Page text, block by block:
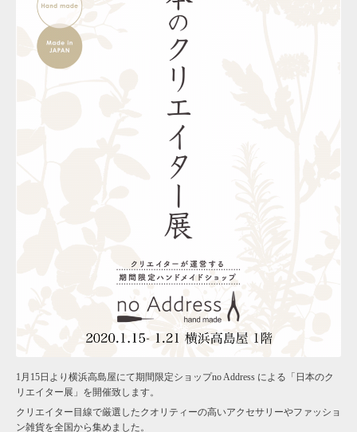
1月15日より横浜高島屋にて期間限定ショップno Address による「日本のク
リエイター展」を開催致します。
クリエイター目線で厳選したクオリティーの高いアクセサリーやファッショ
ン雑貨を全国から集めました。